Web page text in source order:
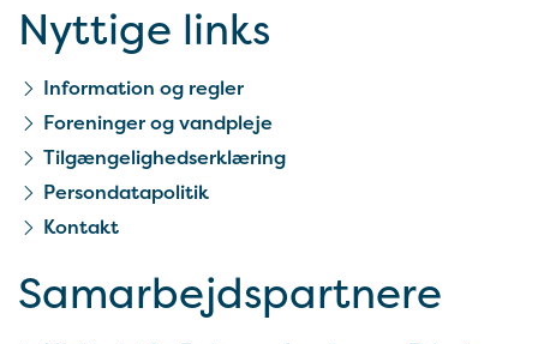
Nyttige links
Information og regler
Foreninger og vandpleje
Tilgængelighedserklæring
Persondatapolitik
Kontakt
Samarbejds­partnere